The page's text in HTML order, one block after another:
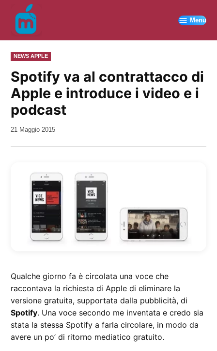
contenuto
Menu
PUBBLICATO
IN
NEWS APPLE
Spotify va al contrattacco di
Apple e introduce i video e i
podcast
da
21 Maggio 2015
Qualche giorno fa è circolata una voce che
raccontava la richiesta di Apple di eliminare la
versione gratuita, supportata dalla pubblicità, di
Spotify. Una voce secondo me inventata e credo sia
stata la stessa Spotify a farla circolare, in modo da
avere un po’ di ritorno mediatico gratuito.